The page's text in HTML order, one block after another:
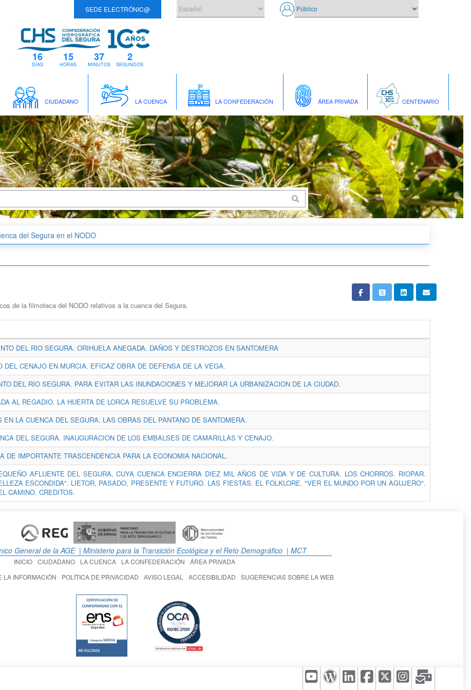
SEDE ELECTRÓNIC@
16
DÍAS
15
HORAS
37
MINUTOS
2
SEGUNDOS
CIUDADANO LA CUENCA LA CONFEDERACIÓN ÁREA PRIVADA CENTENARIO
del Segura en el NODO
de la filmoteca del NODO relativos a la cuenca del Segura.
DEL RIO SEGURA. ORIHUELA ANEGADA. DAÑOS Y DESTROZOS EN SANTOMERA
DEL CENAJO EN MURCIA. EFICAZ OBRA DE DEFENSA DE LA VEGA.
DEL RIO SEGURA. PARA EVITAR LAS INUNDACIONES Y MEJORAR LA URBANIZACION DE LA CIUDAD.
AL REGADIO. LA HUERTA DE LORCA RESUELVE SU PROBLEMA.
LA CUENCA DEL SEGURA. LAS OBRAS DEL PANTANO DE SANTOMERA.
DEL SEGURA. INAUGURACION DE LOS EMBALSES DE CAMARILLAS Y CENAJO.
DE IMPORTANTE TRASCENDENCIA PARA LA ECONOMIA NACIONAL.
AFLUENTE DEL SEGURA, CUYA CUENCA ENCIERRA DIEZ MIL AÑOS DE VIDA Y DE CULTURA. LOS CHORROS. RIOPAR.
ESCONDIDA". LIETOR, PASADO, PRESENTE Y FUTURO. LAS FIESTAS. EL FOLKLORE. "VER EL MUNDO POR UN AGUJERO".
CAMINO. CREDITOS.
General de la AGE | Ministerio para la Transición Ecológica y el Reto Demográfico | MCT
INICIO CIUDADANO LA CUENCA LA CONFEDERACIÓN
ÁREA PRIVADA
LA INFORMACIÓN
POLÍTICA DE PRIVACIDAD AVISO LEGAL ACCESIBILIDAD SUGERENCIAS SOBRE LA WEB